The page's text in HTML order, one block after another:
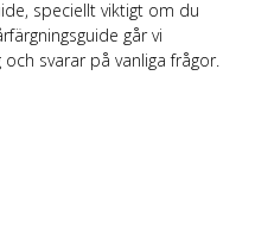
, speciellt viktigt om du
går vi
svarar på vanliga frågor.